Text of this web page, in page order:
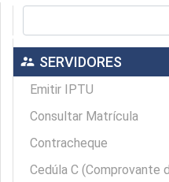
supervisor_account SERVIDORES
Emitir IPTU
Consultar Matrícula
Contracheque
Cedúla C (Comprovante